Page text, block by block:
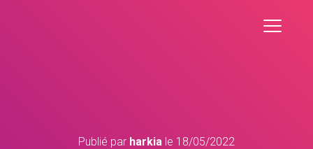
Publié par harkia le 18/05/2022